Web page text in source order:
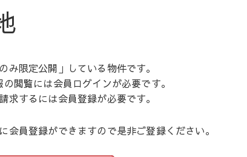
み限定公開」している物件です。
閲覧には会員ログインが必要です。
求するには会員登録が必要です。
会員登録ができますので是非ご登録ください。